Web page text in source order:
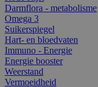
Darmflora - metabolisme
Omega 3
Suikerspiegel
Hart- en bloedvaten
Immuno - Energie
Energie booster
Weerstand
Vermoeidheid